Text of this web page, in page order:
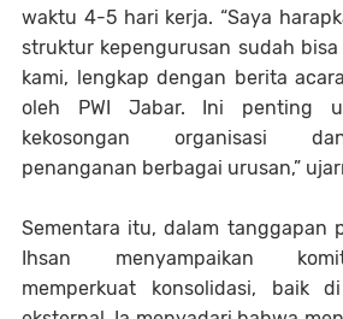
waktu 4-5 hari kerja. “Saya
struktur kepengurusan sudah bisa
kami, lengkap dengan berita
oleh PWI Jabar. Ini penting
kekosongan organisasi
penanganan berbagai urusan,”
Sementara itu, dalam tanggapan
Ihsan menyampaikan
memperkuat konsolidasi, baik